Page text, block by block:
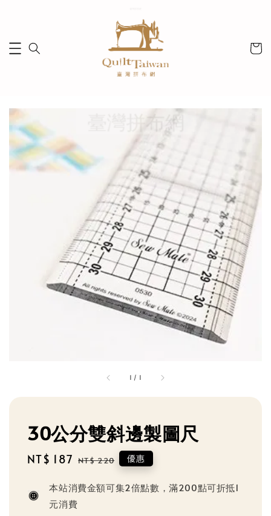
1 / 1
30公分雙斜邊製圖尺
Sale
NT$ 187 Regular
NT$ 220 優惠
本站消費金額可集2倍點數，滿200點可折抵1
元消費